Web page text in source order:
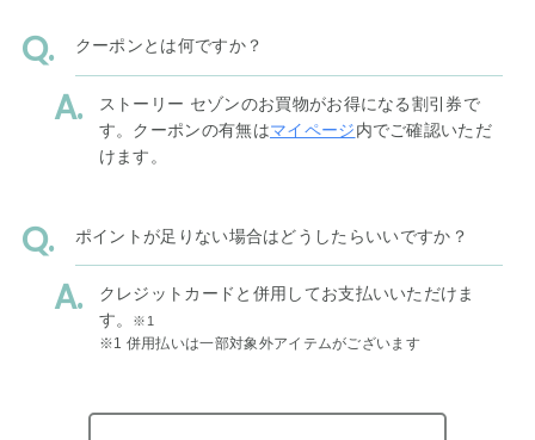
クーポンとは何ですか？
ストーリー セゾンのお買物がお得になる割引券で
す。クーポンの有無はマイページ内でご確認いただ
けます。
ポイントが足りない場合はどうしたらいいですか？
クレジットカードと併用してお支払いいただけま
す。
※1
※1 併用払いは一部対象外アイテムがございます